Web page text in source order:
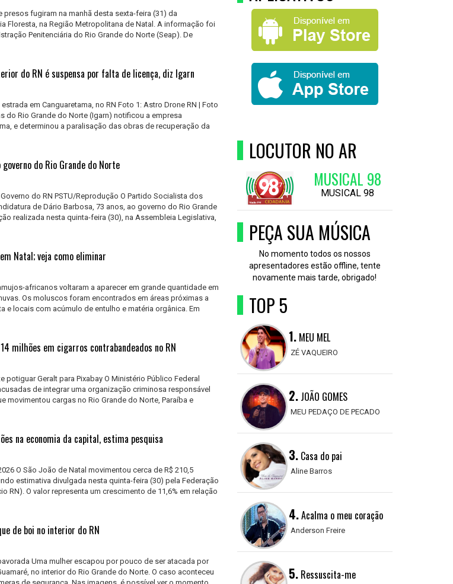
fugiram na manhã desta sexta-feira (31) da
Floresta, na Região Metropolitana de Natal. A informação foi
Penitenciária do Rio Grande do Norte (Seap). De
do RN é suspensa por falta de licença, diz Igarn
em Canguaretama, no RN Foto 1: Astro Drone RN | Foto
do Rio Grande do Norte (Igarn) notificou a empresa
e determinou a paralisação das obras de recuperação da
do Rio Grande do Norte
do RN PSTU/Reprodução O Partido Socialista dos
de Dário Barbosa, 73 anos, ao governo do Rio Grande
realizada nesta quinta-feira (30), na Assembleia Legislativa,
Natal; veja como eliminar
africanos voltaram a aparecer em grande quantidade em
Os moluscos foram encontrados em áreas próximas a
e locais com acúmulo de entulho e matéria orgânica. Em
milhões em cigarros contrabandeados no RN
Geralt para Pixabay O Ministério Público Federal
de integrar uma organização criminosa responsável
movimentou cargas no Rio Grande do Norte, Paraíba e
na economia da capital, estima pesquisa
O São João de Natal movimentou cerca de R$ 210,5
estimativa divulgada nesta quinta-feira (30) pela Federação
RN). O valor representa um crescimento de 11,6% em relação
de boi no interior do RN
Uma mulher escapou por pouco de ser atacada por
no interior do Rio Grande do Norte. O caso aconteceu
LOCUTOR NO AR
MUSICAL 98
MUSICAL 98
PEÇA SUA MÚSICA
No momento todos os nossos
apresentadores estão offline, tente
novamente mais tarde, obrigado!
TOP 5
1.MEU MEL
ZÉ VAQUEIRO
2.JOÃO GOMES
MEU PEDAÇO DE PECADO
3.Casa do pai
Aline Barros
4.Acalma o meu coração
Anderson Freire
5.Ressuscita-me